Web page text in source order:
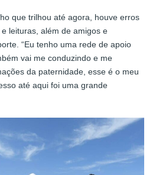
que trilhou até agora, houve erros
leituras, além de amigos e
“Eu tenho uma rede de apoio
vai me conduzindo e me
da paternidade, esse é o meu
até aqui foi uma grande